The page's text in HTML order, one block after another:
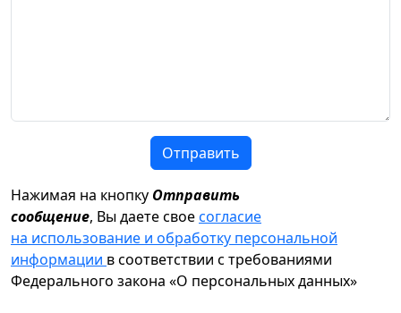
Отправить
Нажимая на кнопку Отправить
сообщение, Вы даете своесогласие
на использование и обработку персональной
информации в соответствии с требованиями
Федерального закона «О персональных данных»